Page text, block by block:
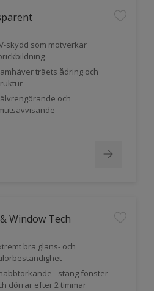
skydd som motverkar
träets ådring och
och
Window Tech
bra glans- och
- stäng fönster
dörrar efter 2 timmar